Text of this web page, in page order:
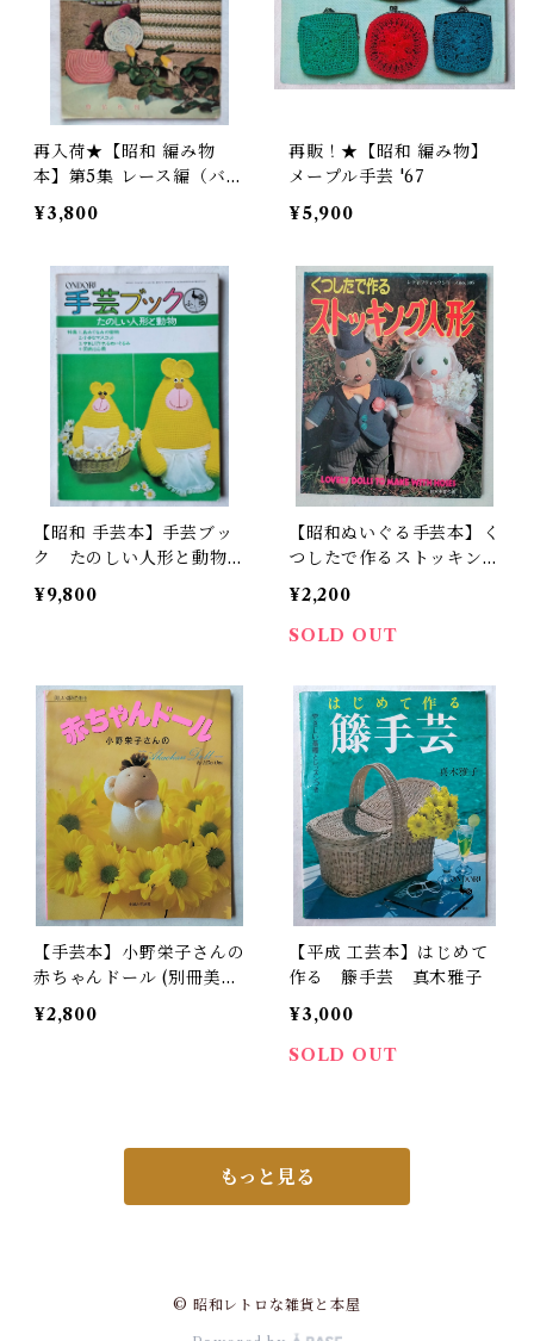
再入荷★【昭和 編み物
本】第5集 レース編（バッ
グ集）
¥3,800
再販！★【昭和 編み物】
メープル手芸 '67
¥5,900
【昭和 手芸本】手芸ブッ
ク たのしい人形と動物
（昭和49年）
¥9,800
【昭和ぬいぐる手芸本】く
つしたで作るストッキング
人形（昭和63年）
¥2,200
SOLD OUT
【手芸本】小野栄子さんの
赤ちゃんドール (別冊美し
い部屋) 1999年
¥2,800
【平成 工芸本】はじめて
作る 籐手芸 真木雅子
¥3,000
SOLD OUT
もっと見る
© 昭和レトロな雑貨と本屋